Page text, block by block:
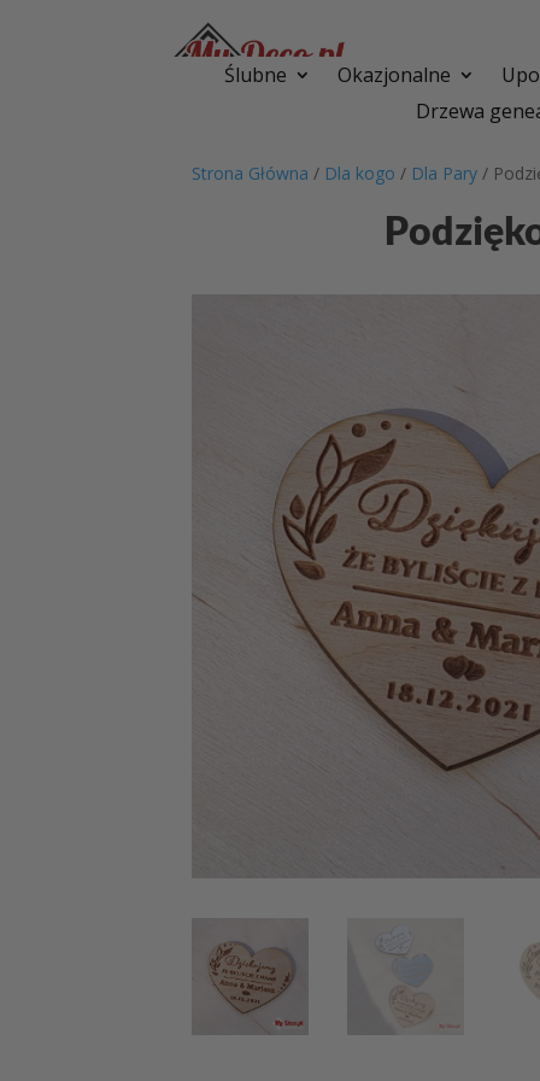
Ślubne Okazjonalne
Drzewa
Strona Główna / Dla kogo / Dla Pary /